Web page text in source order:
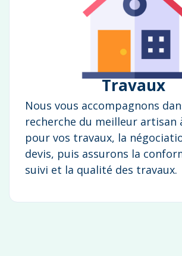
Travaux
Nous vous accompagnons
recherche du meilleur artisan
pour vos travaux, la
devis, puis assurons la
suivi et la qualité des travaux.